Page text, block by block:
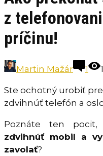
z
príčinu!
Martin Mažár 1
Ste ochotný urobiť
zdvihnúť telefón a
Poznáte ten pocit,
zdvihnúť mobil a
zavolať?